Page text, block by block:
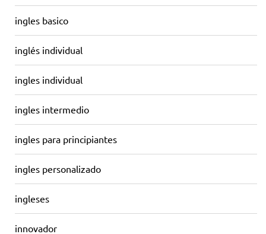
ingles basico
inglés individual
ingles individual
ingles intermedio
ingles para principiantes
ingles personalizado
ingleses
innovador